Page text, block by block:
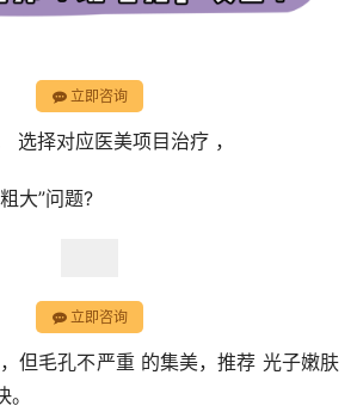
立即咨询
选择对应医美项目治疗 ，
大”问题?
立即咨询
但毛孔不严重 的集美，推荐 光子嫩肤